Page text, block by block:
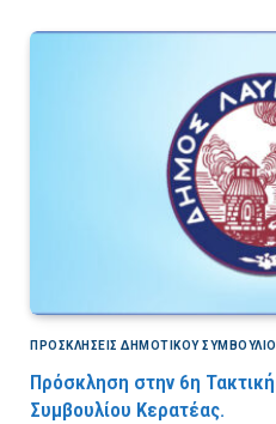
ΠΡΟΣΚΛΉΣΕΙΣ ΔΗΜΟΤΙΚΟΎ ΣΥΜΒΟΎΛΙΟ
Πρόσκληση στην 6η
Συμβουλίου Κερατέας.